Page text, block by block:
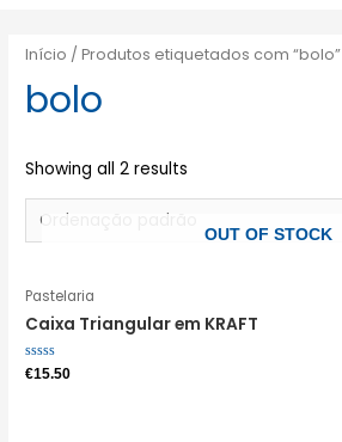
Início / Produtos etiquetados com “bolo”
bolo
Showing all 2 results
OUT OF STOCK
Pastelaria
Caixa Triangular em KRAFT
Avaliação
€15.50